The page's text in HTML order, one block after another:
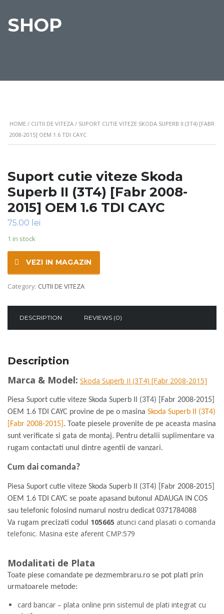
SHOP
HOME / CUTII DE VITEZA / SUPORT CUTIE VITEZE SKODA SUPERB II (3T4) [FABR
2008-2015] OEM 1.6 TDI CAYC
Suport cutie viteze Skoda
Superb II (3T4) [Fabr 2008-
2015] OEM 1.6 TDI CAYC
75.00 lei
1 in stock
VEZI IN MAGAZIN
Category: CUTII DE VITEZA
DESCRIPTION REVIEWS (0)
Description
Marca & Model: Skoda Superb II (3T4) [Fabr 2008-2015]
Piesa Suport cutie viteze Skoda Superb II (3T4) [Fabr 2008-2015]
OEM 1.6 TDI CAYC provine de pe o masina Skoda Superb II (3T4)
[Fabr 2008-2015] . Toate piesele provenite de pe aceasta masina
sunt verificate si gata de montaj. Pentru detalii suplimentare va
rugam contactati unul dintre agentii de vanzari.
Cum dai comanda?
Piesa Suport cutie viteze Skoda Superb II (3T4) [Fabr 2008-2015]
OEM 1.6 TDI CAYC se poate apasand butonul ADAUGA IN COS
sau telefonic folosind numarul nostru dedicat 0371784088
Va rugam precizati codul 105665 atunci cand plasati o comanda
telefonic. Masina este aferent CMP:579
Modalitati de Plata
Toate piese comandate pe dezmembraru.ro se pot plati prin
urmatoarele metode:
card bancar – plata online prin sistemul de plati integrat cu